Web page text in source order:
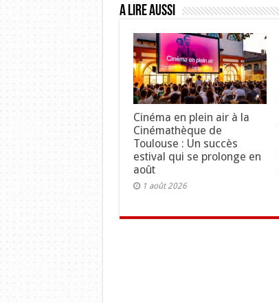
A lire aussi
Cinéma en plein air à la
Cinémathèque de
Toulouse : Un succès
estival qui se prolonge en
août
1 août 2026